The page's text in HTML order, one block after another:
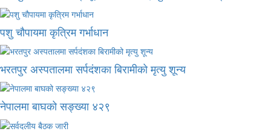
पशु चौपायमा कृत्रिम गर्भाधान
भरतपुर अस्पतालमा सर्पदंशका बिरामीको मृत्यु शून्य
नेपालमा बाघको सङ्ख्या ४२९